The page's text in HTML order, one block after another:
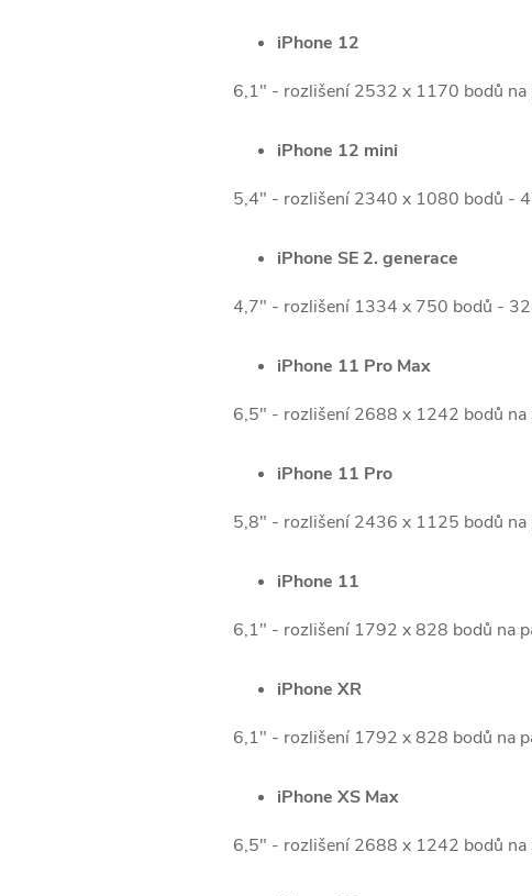
iPhone 12
6,1" - rozlišení 2532 x 1170 bodů
iPhone 12 mini
5,4" - rozlišení 2340 x 1080 bodů -
iPhone SE 2. generace
4,7" - rozlišení 1334 x 750 bodů -
iPhone 11 Pro Max
6,5" - rozlišení 2688 x 1242 bodů
iPhone 11 Pro
5,8" - rozlišení 2436 x 1125 bodů
iPhone 11
6,1" - rozlišení 1792 x 828 bodů na
iPhone XR
6,1" - rozlišení 1792 x 828 bodů na
iPhone XS Max
6,5" - rozlišení 2688 x 1242 bodů